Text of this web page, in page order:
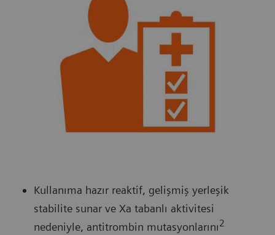
Kullanıma hazır reaktif, gelişmiş yerleşik
stabilite sunar ve Xa tabanlı aktivitesi
nedeniyle, antitrombin mutasyonlarını2